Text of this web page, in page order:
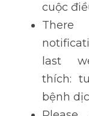
cuộc
last
thích:
bệnh